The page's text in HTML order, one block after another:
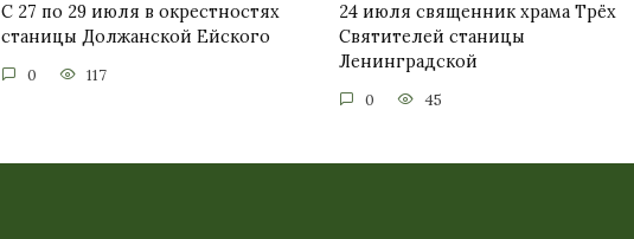
С 27 по 29 июля в окрестностях
станицы Должанской Ейского
0 117
24 июля священник храма Трёх
Святителей станицы
Ленинградской
0 45